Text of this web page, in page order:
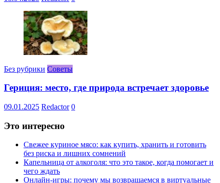
Без рубрики Советы
Гериция: место, где природа встречает здоровье
09.01.2025 Redactor 0
Это интересно
Свежее куриное мясо: как купить, хранить и готовить
без риска и лишних сомнений
Капельница от алкоголя: что это такое, когда помогает и
чего ждать
Онлайн-игры: почему мы возвращаемся в виртуальные